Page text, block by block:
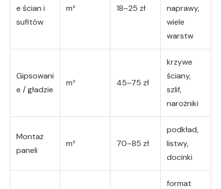
e ścian i
sufitów
m² 18–25 zł
naprawy,
wiele
warstw
Gipsowani
e / gładzie
m² 45–75 zł
krzywe
ściany,
szlif,
narożniki
Montaż
paneli
m² 70–85 zł
podkład,
listwy,
docinki
format